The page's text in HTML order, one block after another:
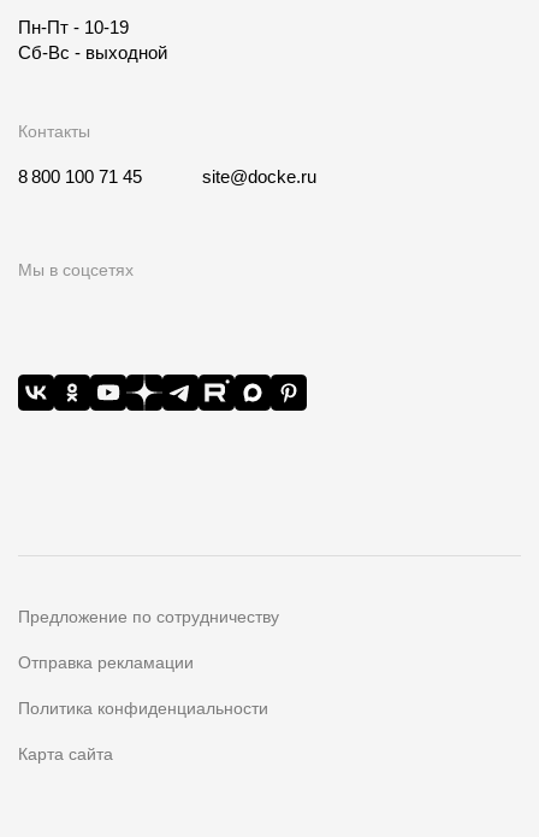
Пн-Пт - 10-19
Сб-Вс - выходной
Контакты
8 800 100 71 45 site@docke.ru
Мы в соцсетях
Предложение по сотрудничеству
Отправка рекламации
Политика конфиденциальности
Карта сайта